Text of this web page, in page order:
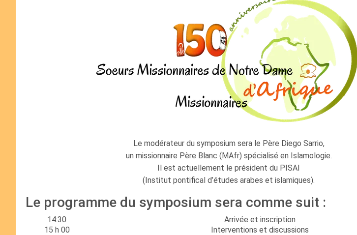
Le modérateur du symposium sera le Père Diego Sarrio,
un missionnaire Père Blanc (MAfr) spécialisé en Islamologie.
Il est actuellement le président du PISAI
(Institut pontifical d’études arabes et islamiques).
Le programme du symposium sera comme suit :
14:30
Arrivée et inscription
15 h 00
Interventions et discussions